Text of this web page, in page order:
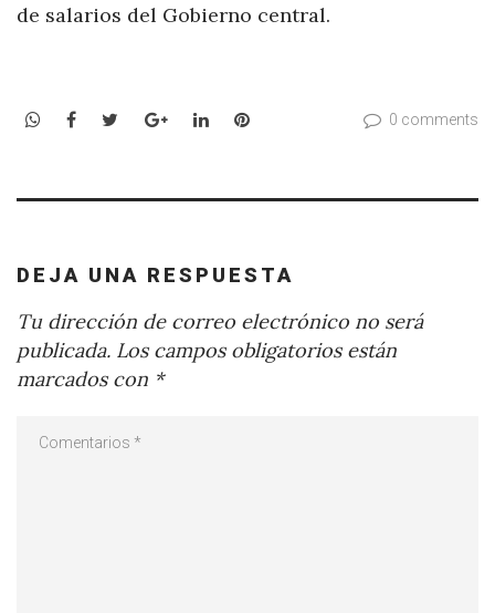
de salarios del Gobierno central.
WhatsApp
Facebook
TwitterGoogle+LinkedInPinterest 0 comments
DEJA UNA RESPUESTA
Tu dirección de correo electrónico no será
publicada. Los campos obligatorios están
marcados con *